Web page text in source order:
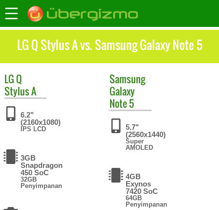
LG Q Stylus A vs. Samsung Galaxy Note 5
LG Q
Stylus A
6.2"
(2160x1080)
IPS LCD
3GB
Snapdragon
450 SoC
32GB
Penyimpanan
Samsung
Galaxy
Note 5
5.7"
(2560x1440)
Super
AMOLED
4GB
Exynos
7420 SoC
64GB
Penyimpanan